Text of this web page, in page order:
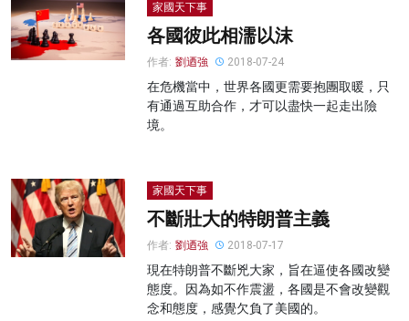
家國天下事
各國彼此相濡以沫
作者: 劉迺強 2018-07-24
在危機當中，世界各國更需要抱團取暖，只
有通過互助合作，才可以盡快一起走出險
境。
家國天下事
不斷壯大的特朗普主義
作者: 劉迺強 2018-07-17
現在特朗普不斷兇大家，旨在逼使各國改變
態度。因為如不作震盪，各國是不會改變觀
念和態度，感覺欠負了美國的。